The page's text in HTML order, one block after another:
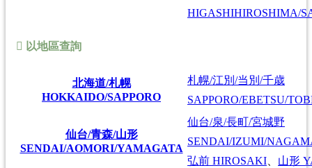
HIGASHIHIROSHIMA/
以地區查詢
北海道/札幌
HOKKAIDO/SAPPORO
札幌/江別/当別/千歳
SAPPORO/EBETSU/
仙台/青森/山形
SENDAI/AOMORI/YAMAGATA
仙台/泉/長町/宮城野
SENDAI/IZUMI/
弘前 HIROSAKI 山形